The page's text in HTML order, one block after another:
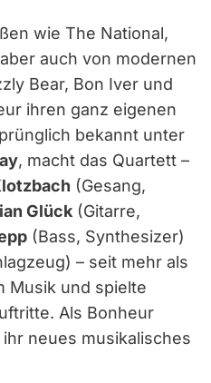
wie The National,
auch von modernen
Bear, Bon Iver und
ihren ganz eigenen
bekannt unter
, macht das Quartett –
(Gesang,
Glück (Gitarre,
(Bass, Synthesizer)
– seit mehr als
Musik und spielte
Als Bonheur
neues musikalisches